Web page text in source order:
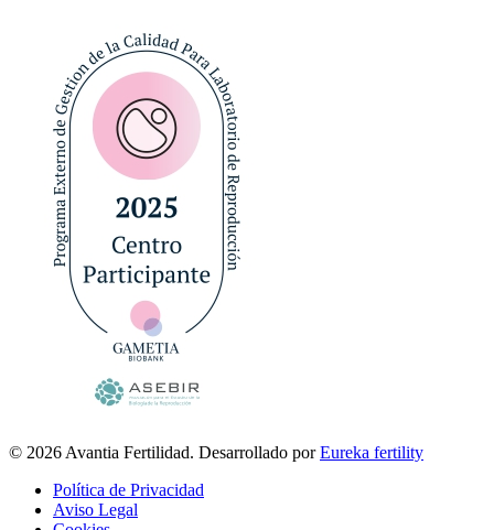
© 2026 Avantia Fertilidad. Desarrollado porEureka fertility
Política de Privacidad
Aviso Legal